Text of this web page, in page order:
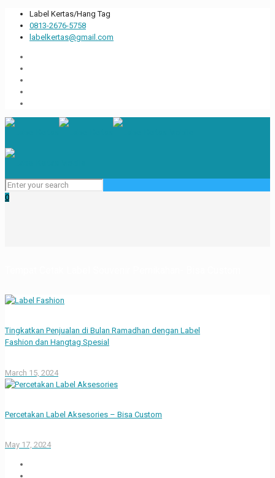
Label Kertas/Hang Tag
0813-2676-5758
labelkertas@gmail.com
0
Tingkatkan Penjualan di Bulan Ramadhan dengan Label
Fashion dan Hangtag Spesial
March 15, 2024
Percetakan Label Aksesories – Bisa Custom
May 17, 2024